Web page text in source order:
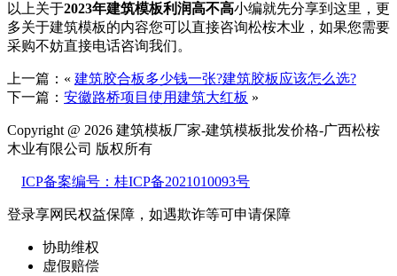
以上关于2023年建筑模板利润高不高小编就先分享到这里，更
多关于建筑模板的内容您可以直接咨询松桉木业，如果您需要
采购不妨直接电话咨询我们。
上一篇：« 建筑胶合板多少钱一张?建筑胶板应该怎么选?
下一篇： 安徽路桥项目使用建筑大红板 »
Copyright @ 2026 建筑模板厂家-建筑模板批发价格-广西松桉
木业有限公司 版权所有
ICP备案编号：桂ICP备2021010093号
登录享网民权益保障，如遇欺诈等可申请保障
协助维权
虚假赔偿